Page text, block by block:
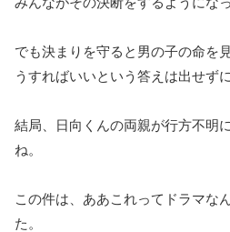
でも決まりを守ると男の子の命を
うすればいいという答えは出せず
結局、日向くんの両親が行方不明
ね。
この件は、ああこれってドラマな
た。